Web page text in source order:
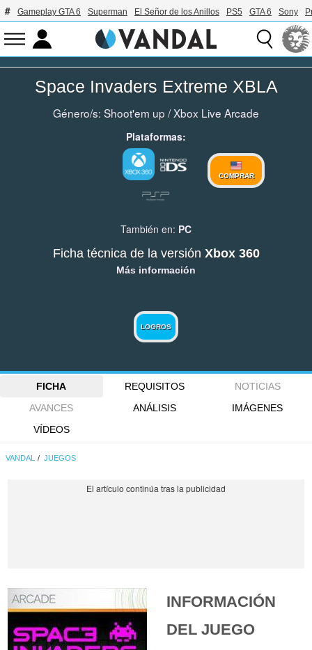
Gameplay GTA 6 Superman El Señor de los Anillos PS5 GTA 6 Sony
Space Invaders Extreme XBLA
Género/s: Shoot'em up /Xbox Live Arcade
Plataformas:
COMPRAR
También en: PC
Ficha técnica de la versión Xbox 360
Más información
LOGROS
FICHA REQUISITOS
NOTICIAS
AVANCES
ANÁLISIS
IMÁGENES
VÍDEOS
VANDAL JUEGOS
INFORMACIÓN
DEL JUEGO